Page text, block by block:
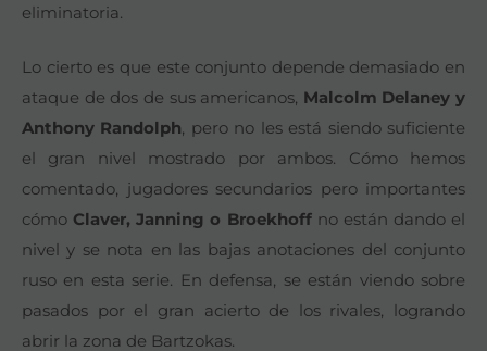
eliminatoria.
Lo cierto es que este conjunto depende demasiado en
ataque de dos de sus americanos, Malcolm Delaney y
Anthony Randolph, pero no les está siendo suficiente
el gran nivel mostrado por ambos. Cómo hemos
comentado, jugadores secundarios pero importantes
cómo Claver, Janning o Broekhoffno están dando el
nivel y se nota en las bajas anotaciones del conjunto
ruso en esta serie. En defensa, se están viendo sobre
pasados por el gran acierto de los rivales, logrando
abrir la zona de Bartzokas.